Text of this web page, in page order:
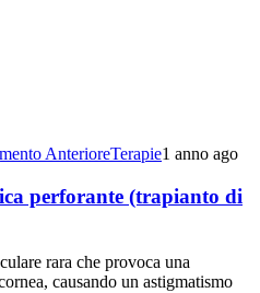
AnterioreTerapie1 anno ago
perforante (trapianto di
rara che provoca una
causando un astigmatismo